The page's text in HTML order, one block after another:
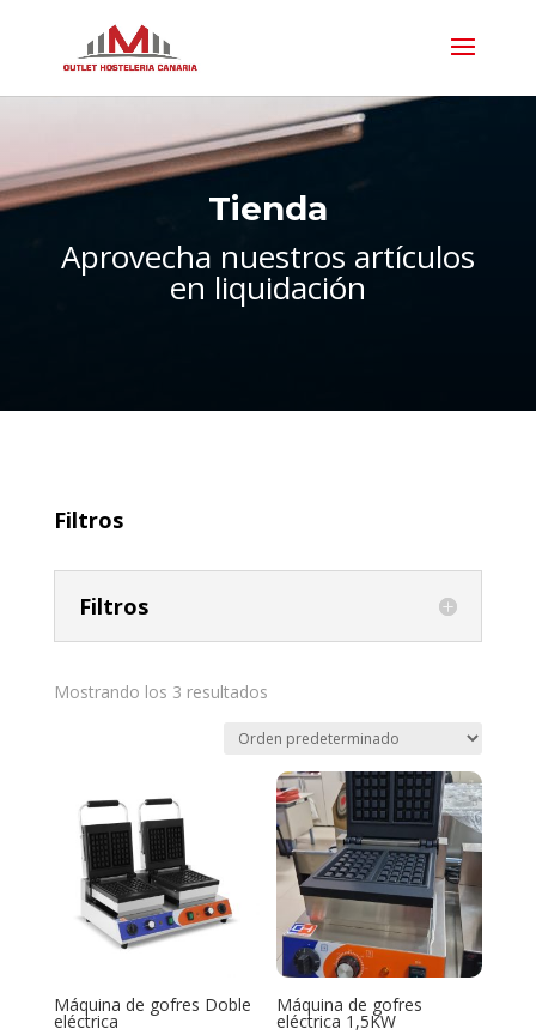
Tienda
Aprovecha nuestros artículos
en liquidación
Filtros
Filtros
Mostrando los 3 resultados
Máquina de gofres Doble
eléctrica
Máquina de gofres
eléctrica 1,5KW